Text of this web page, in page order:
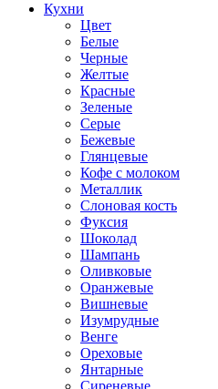
Кухни
Цвет
Белые
Черные
Желтые
Красные
Зеленые
Серые
Бежевые
Глянцевые
Кофе с молоком
Металлик
Слоновая кость
Фуксия
Шоколад
Шампань
Оливковые
Оранжевые
Вишневые
Изумрудные
Венге
Ореховые
Янтарные
Сиреневые